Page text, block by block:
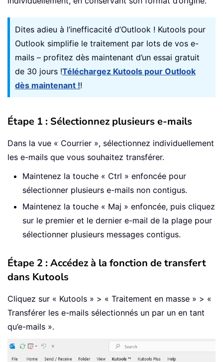
Dites adieu à l’inefficacité d’Outlook ! Kutools pour
Outlook simplifie le traitement par lots de vos e-
mails – profitez dès maintenant d’un essai gratuit
de 30 jours !Téléchargez Kutools pour Outlook
dès maintenant !!
Étape 1 : Sélectionnez plusieurs e-mails
Dans la vue « Courrier », sélectionnez individuellement
les e-mails que vous souhaitez transférer.
Maintenez la touche « Ctrl » enfoncée pour
sélectionner plusieurs e-mails non contigus.
Maintenez la touche « Maj » enfoncée, puis cliquez
sur le premier et le dernier e-mail de la plage pour
sélectionner plusieurs messages contigus.
Étape 2 : Accédez à la fonction de transfert
dans Kutools
Cliquez sur « Kutools » > « Traitement en masse » > «
Transférer les e-mails sélectionnés un par un en tant
qu’e-mails ».